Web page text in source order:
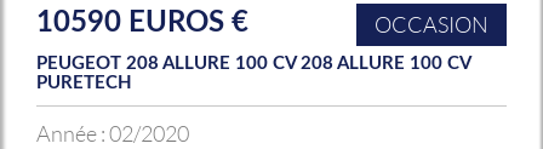
10590 EUROS € OCCASION
PEUGEOT 208 ALLURE 100 CV 208 ALLURE 100 CV
PURETECH
Année :02/2020